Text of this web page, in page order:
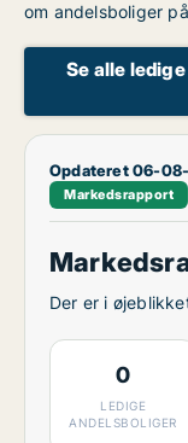
om andelsboliger
Se alle
Opdateret 06-
Markedsrapport
Der er i
0
LEDIGE
ANDELSBOLIGER